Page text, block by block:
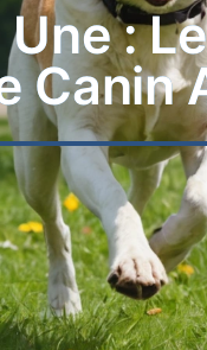
:
Canin